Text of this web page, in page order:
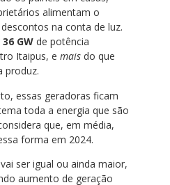
alimentam o
na conta de luz.
36 GW de potência
Itaipus, e mais do que
produz.
essas geradoras ficam
toda a energia que são
que, em média,
forma em 2024.
ser igual ou ainda maior,
aumento de geração